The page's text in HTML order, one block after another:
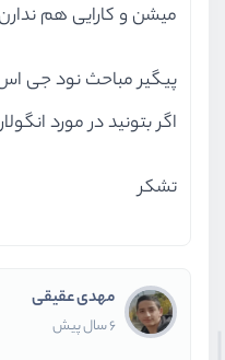
میشن و کارایی هم ندارن
پیگیر مباحث نود جی
اگر بتونید در مورد
تشکر
مهدی عقیقی
6 سال پیش